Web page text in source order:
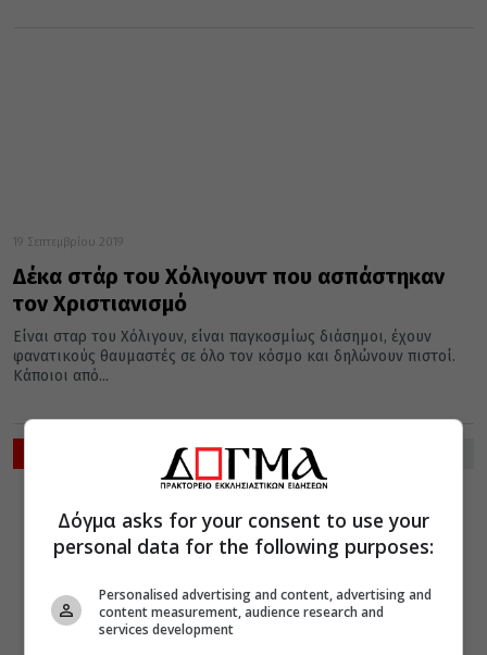
19 Σεπτεμβρίου 2019
Δέκα στάρ του Χόλιγουντ που ασπάστηκαν
τον Χριστιανισμό
Είναι σταρ του Χόλιγουν, είναι παγκοσμίως διάσημοι, έχουν
φανατικούς θαυμαστές σε όλο τον κόσμο και δηλώνουν πιστοί.
Κάποιοι από...
06 Αυγούστου 2026
12:32
Ιδού βαδίζω
Κοινωνία
Δόγμα asks for your consent to use your
personal data for the following purposes:
Personalised advertising and content, advertising and
content measurement, audience research and
services development